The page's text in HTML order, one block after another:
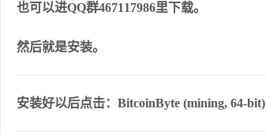
也可以进QQ群467117986里下载。
然后就是安装。
安装好以后点击：BitcoinByte (mining, 64-bit)